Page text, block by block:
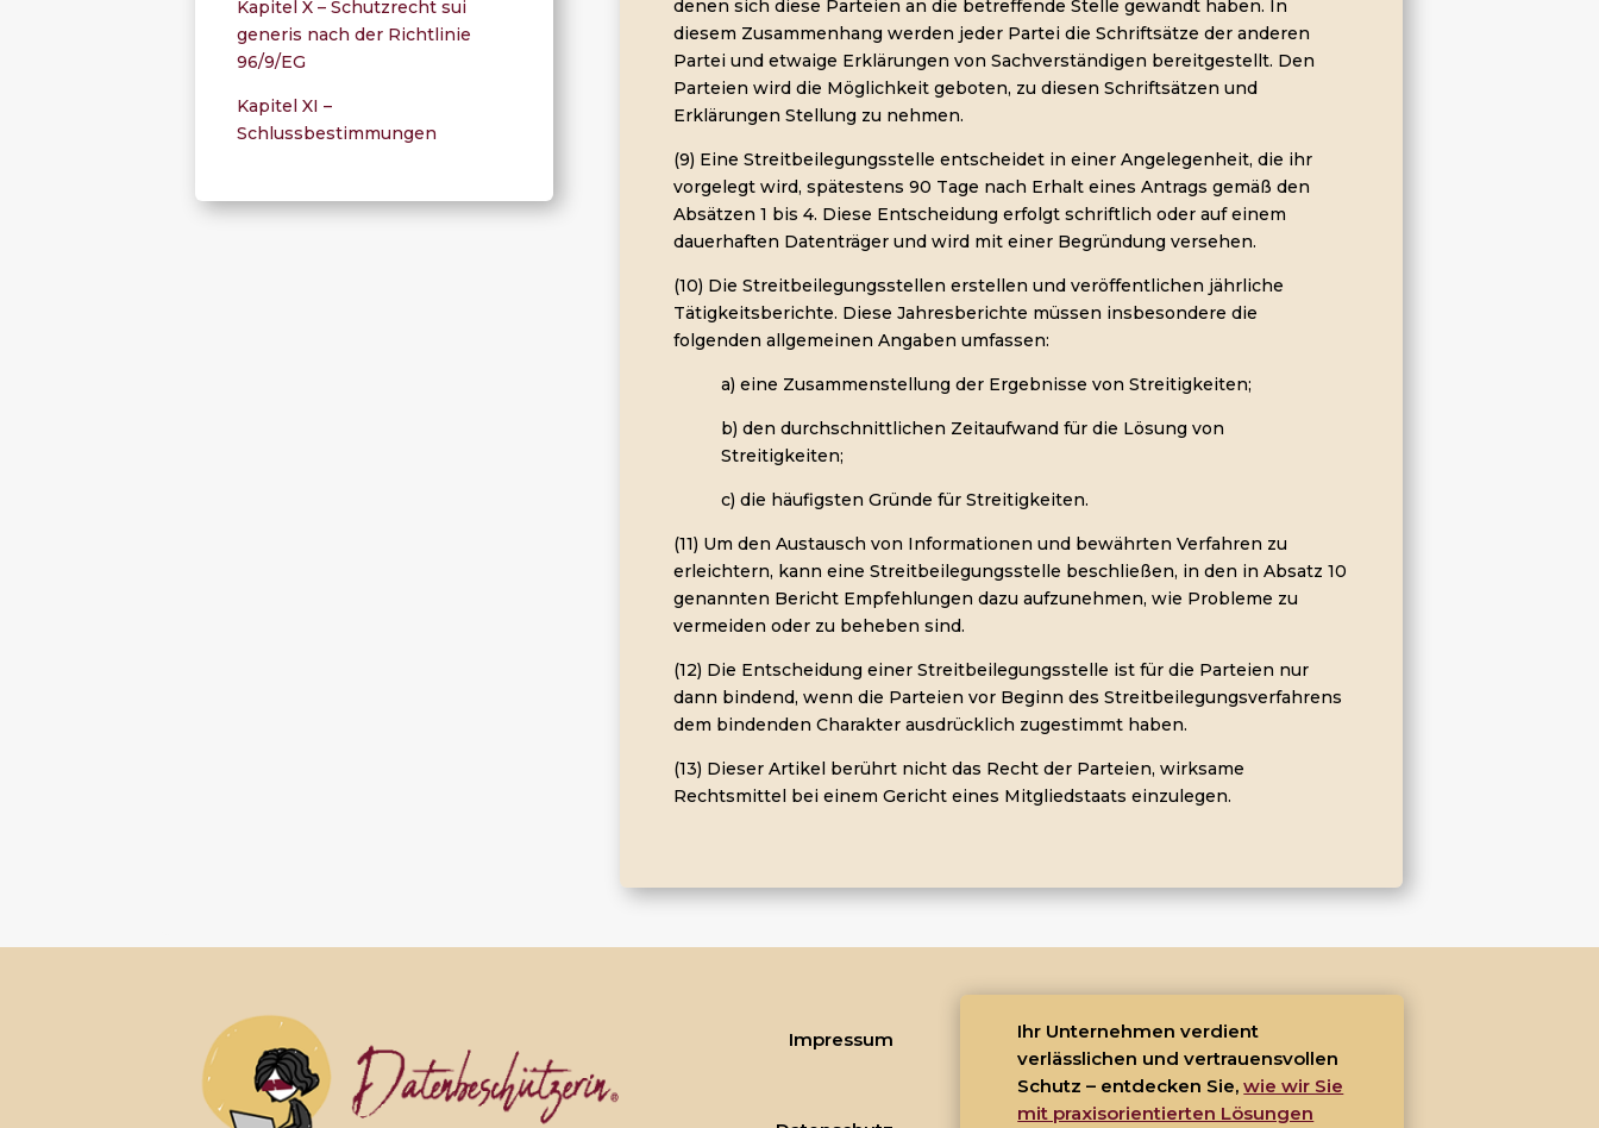
Kapitel X – Schutzrecht sui
generis nach der Richtlinie
96/9/EG
Kapitel XI –
Schlussbestimmungen
denen sich diese Parteien an die betreffende Stelle gewandt haben. In
diesem Zusammenhang werden jeder Partei die Schriftsätze der anderen
Partei und etwaige Erklärungen von Sachverständigen bereitgestellt. Den
Parteien wird die Möglichkeit geboten, zu diesen Schriftsätzen und
Erklärungen Stellung zu nehmen.
(9) Eine Streitbeilegungsstelle entscheidet in einer Angelegenheit, die ihr
vorgelegt wird, spätestens 90 Tage nach Erhalt eines Antrags gemäß den
Absätzen 1 bis 4. Diese Entscheidung erfolgt schriftlich oder auf einem
dauerhaften Datenträger und wird mit einer Begründung versehen.
(10) Die Streitbeilegungsstellen erstellen und veröffentlichen jährliche
Tätigkeitsberichte. Diese Jahresberichte müssen insbesondere die
folgenden allgemeinen Angaben umfassen:
a) eine Zusammenstellung der Ergebnisse von Streitigkeiten;
b) den durchschnittlichen Zeitaufwand für die Lösung von
Streitigkeiten;
c) die häufigsten Gründe für Streitigkeiten.
(11) Um den Austausch von Informationen und bewährten Verfahren zu
erleichtern, kann eine Streitbeilegungsstelle beschließen, in den in Absatz 10
genannten Bericht Empfehlungen dazu aufzunehmen, wie Probleme zu
vermeiden oder zu beheben sind.
(12) Die Entscheidung einer Streitbeilegungsstelle ist für die Parteien nur
dann bindend, wenn die Parteien vor Beginn des Streitbeilegungsverfahrens
dem bindenden Charakter ausdrücklich zugestimmt haben.
(13) Dieser Artikel berührt nicht das Recht der Parteien, wirksame
Rechtsmittel bei einem Gericht eines Mitgliedstaats einzulegen.
Impressum
Ihr Unternehmen verdient
verlässlichen und vertrauensvollen
Schutz – entdecken Sie,wie wir Sie
mit praxisorientierten Lösungen